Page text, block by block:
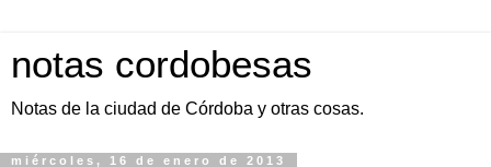
notas cordobesas
Notas de la ciudad de Córdoba y otras cosas.
miércoles, 16 de enero de 2013